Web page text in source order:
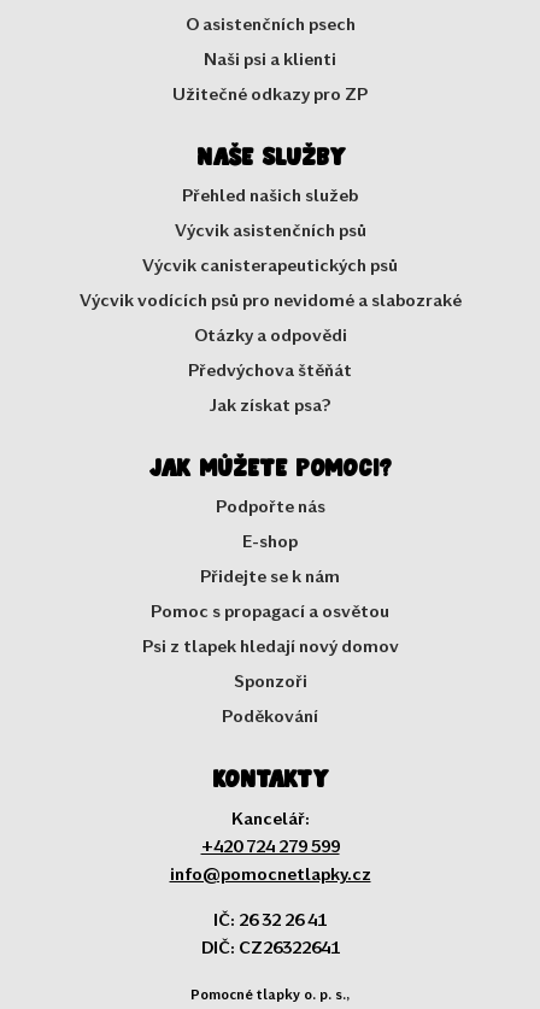
O asistenčních psech
Naši psi a klienti
Užitečné odkazy pro ZP
Naše služby
Přehled našich služeb
Výcvik asistenčních psů
Výcvik canisterapeutických psů
Výcvik vodících psů pro nevidomé a slabozraké
Otázky a odpovědi
Předvýchova štěňát
Jak získat psa?
Jak můžete pomoci?
Podpořte nás
E-shop
Přidejte se k nám
Pomoc s propagací a osvětou
Psi z tlapek hledají nový domov
Sponzoři
Poděkování
Kontakty
Kancelář:
+420 724 279 599
info@pomocnetlapky.cz
IČ: 26 32 26 41
DIČ: CZ26322641
Pomocné tlapky o. p. s.,